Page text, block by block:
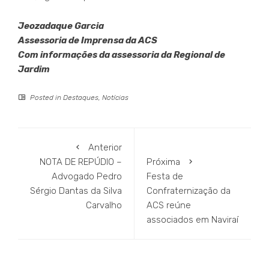
Jeozadaque Garcia
Assessoria de Imprensa da ACS
Com informações da assessoria da Regional de
Jardim
Posted in Destaques, Notícias
Anterior
NOTA DE REPÚDIO –
Advogado Pedro
Sérgio Dantas da Silva
Carvalho
Próxima
Festa de
Confraternização da
ACS reúne
associados em Naviraí